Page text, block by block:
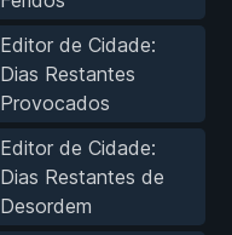
Editor de Cidade:
Dias Restantes
Provocados
Editor de Cidade:
Dias Restantes de
Desordem